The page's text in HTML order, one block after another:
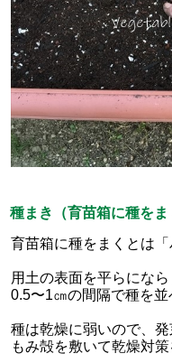
種まき（育苗箱に種をま
育苗箱に種をまくとは「
用土の表面を平らにな
0.5〜1㎝の間隔で種を並
種は乾燥に弱いので、
もみ殻を敷いて乾燥対